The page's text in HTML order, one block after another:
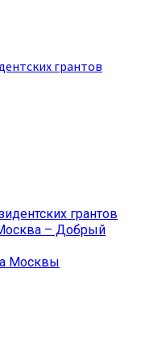
грантов
грантов
– Добрый
Москвы